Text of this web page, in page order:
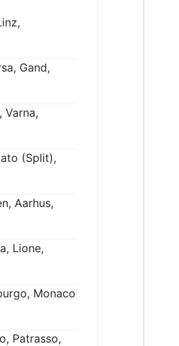
Gand,
Varna,
(Split),
Aarhus,
Lione,
Monaco
Patrasso,